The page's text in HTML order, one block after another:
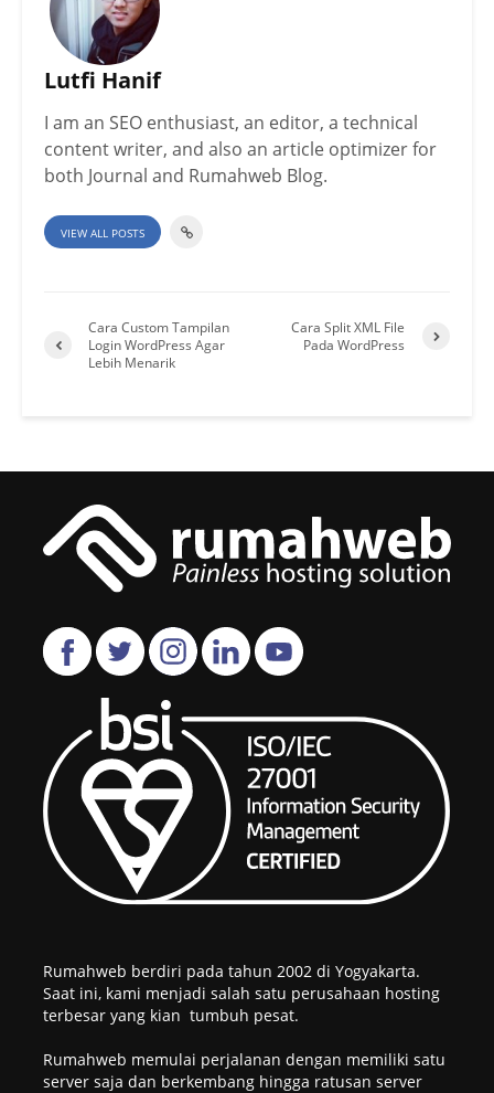
Lutfi Hanif
I am an SEO enthusiast, an editor, a technical
content writer, and also an article optimizer for
both Journal and Rumahweb Blog.
VIEW ALL POSTS
Cara Custom Tampilan
Login WordPress Agar
Lebih Menarik
Cara Split XML File
Pada WordPress
Rumahweb berdiri pada tahun 2002 di Yogyakarta.
Saat ini, kami menjadi salah satu perusahaan hosting
terbesar yang kian tumbuh pesat.
Rumahweb memulai perjalanan dengan memiliki satu
server saja dan berkembang hingga ratusan server